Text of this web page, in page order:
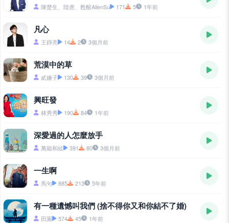
陳楚生、陸虎、甦醒AllenSu 171 5 1年前
凡心
王錚亮 14 2 3個月前
荒漠中的草
貳嬸子 130 39 3個月前
興旺發
林秀秀 190 84 1年前
深愛過的人怎麼放手
萬能和絃 391 80 3個月前
一生啊
馬句 885 213 5年前
有一種遺憾叫我們 (捨不得你又和你結不了婚)
田園 574 45 1年前